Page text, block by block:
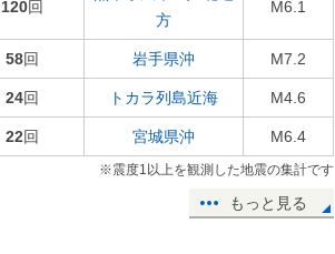
120回
方
M6.1
58回 岩手県沖 M7.2
24回 トカラ列島近海 M4.6
22回 宮城県沖 M6.4
※震度1以上を観測した地震の集計です
もっと見る